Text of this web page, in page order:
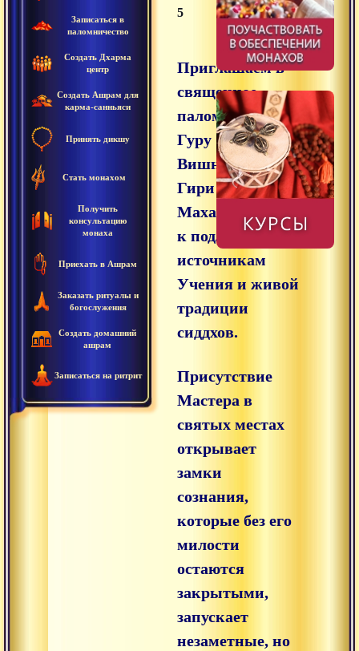
Записаться в
паломничество
Создать Дхарма
центр
Создать Ашрам для
карма-санньяси
Принять дикшу
Стать монахом
Получить
консультацию
монаха
Приехать в Ашрам
Заказать ритуалы и
богослужения
Создать домашний
ашрам
Записаться на ритрит
5
Приглашаем в
священное
паломничество с
Гуру Свами
Вишнудевананда
Гири
Махараджем —
к подлинным
источникам
Учения и живой
традиции
сиддхов.
Присутствие
Мастера в
святых местах
открывает
замки
сознания,
которые без его
милости
остаются
закрытыми,
запускает
незаметные, но